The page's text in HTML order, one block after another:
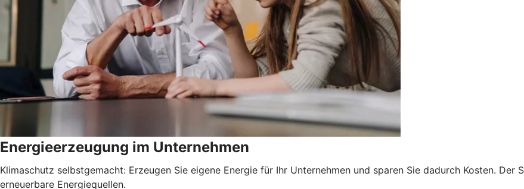
Energieerzeugung im Unternehmen
Klimaschutz selbstgemacht: Erzeugen Sie eigene Energie für Ihr Unternehmen und sparen Sie dadurch Kosten.
erneuerbare Energiequellen.